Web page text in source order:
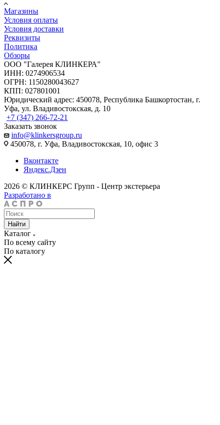
Магазины
Условия оплаты
Условия доставки
Реквизиты
Политика
Обзоры
ООО "Галерея КЛИНКЕРА"
ИНН: 0274906534
ОГРН: 1150280043627
КПП: 027801001
Юридический адрес: 450078, Республика Башкортостан, г.
Уфа, ул. Владивостокская, д. 10
+7 (347) 266-72-21
Заказать звонок
info@klinkersgroup.ru
450078, г. Уфа, Владивостокская, 10, офис 3
Вконтакте
Яндекс.Дзен
2026 © КЛИНКЕРС Групп - Центр экстерьера
Разработано в
Найти
Каталог
По всему сайту
По каталогу